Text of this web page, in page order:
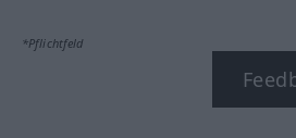
*Pflichtfeld